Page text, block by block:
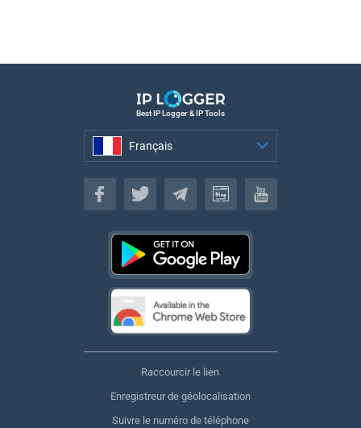
Best IP Logger & IP Tools
Français
Français
Raccourcir le lien
Enregistreur de géolocalisation
Suivre le numéro de téléphone